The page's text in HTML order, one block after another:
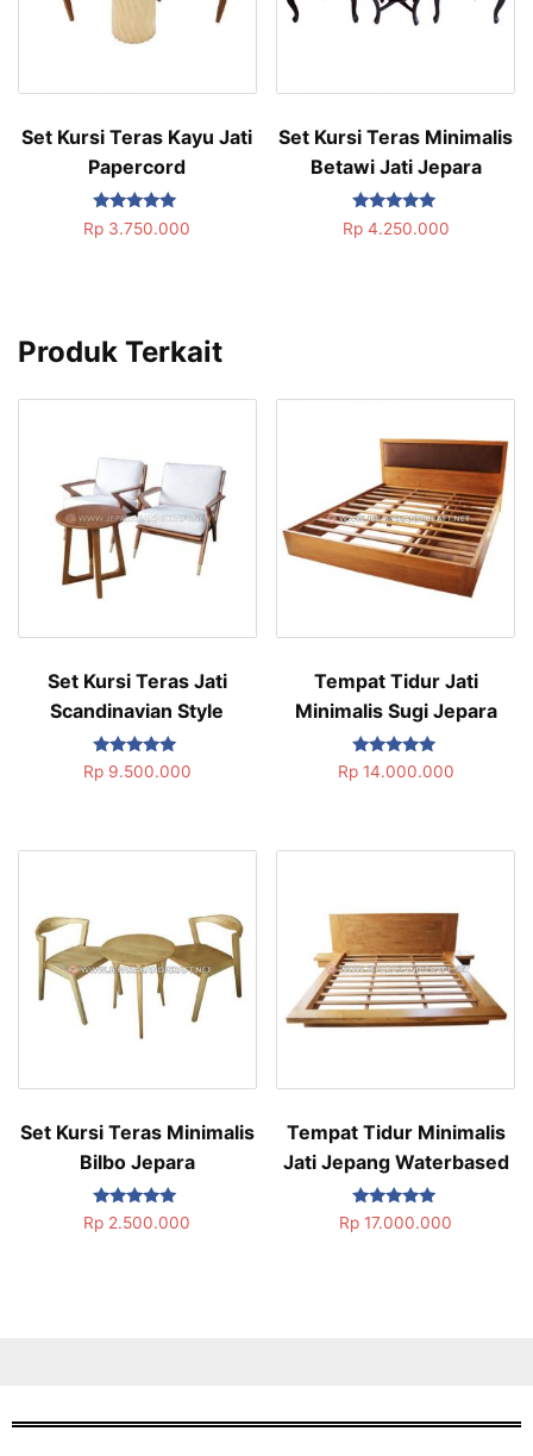
Set Kursi Teras Kayu Jati
Papercord
Dinilai
5.00
Rp 3.750.000
Set Kursi Teras Minimalis
Betawi Jati Jepara
Dinilai
5.00
Rp4.250.000
Produk Terkait
Set Kursi Teras Jati
Scandinavian Style
Dinilai
5.00
Rp9.500.000
Tempat Tidur Jati
Minimalis Sugi Jepara
Dinilai
5.00
Rp14.000.000
Set Kursi Teras Minimalis
Bilbo Jepara
Dinilai
5.00
Rp 2.500.000
Tempat Tidur Minimalis
Jati Jepang Waterbased
Dinilai
5.00
Rp 17.000.000